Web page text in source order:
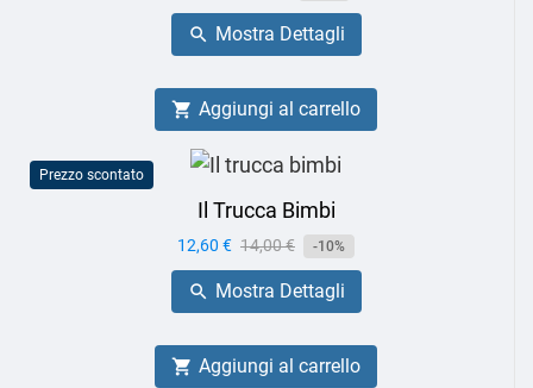
base
 Mostra Dettagli
 Aggiungi al carrello
Prezzo scontato
Il Trucca Bimbi
Prezzo
12,60 € Prezzo
base
14,00 € -10%
 Mostra Dettagli
 Aggiungi al carrello